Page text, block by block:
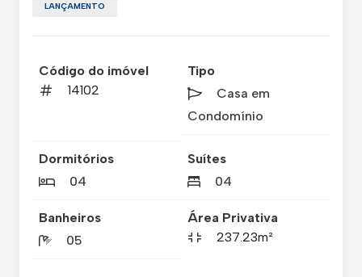
LANÇAMENTO
Código do imóvel
14102
Tipo
Casa em
Condomínio
Dormitórios
04
Suítes
04
Banheiros
05
Área Privativa
237.23m²